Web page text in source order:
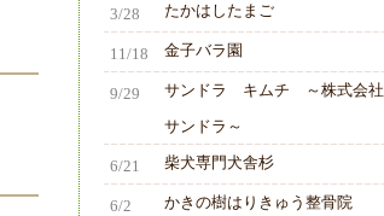
3/28 たかはしたまご
11/18 金子バラ園
9/29
サンドラ キムチ ～株式会社
サンドラ～
6/21 柴犬専門犬舎杉
6/2 かきの樹はりきゅう整骨院